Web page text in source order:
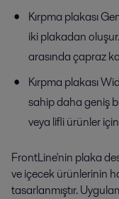
Kırpma plakası
iki plakadan oluşur.
arasında çapraz
Kırpma plakası
sahip daha geniş
veya lifli ürünler
FrontLine'nin plaka
ve içecek ürünlerinin
tasarlanmıştır.